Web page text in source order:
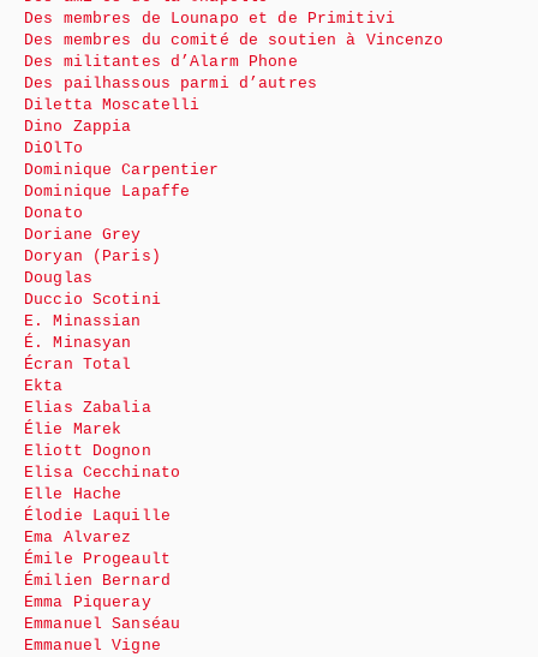
Des membres de Lounapo et de Primitivi
Des membres du comité de soutien à Vincenzo
Des militantes d’Alarm Phone
Des pailhassous parmi d’autres
Diletta Moscatelli
Dino Zappia
DiOlTo
Dominique Carpentier
Dominique Lapaffe
Donato
Doriane Grey
Doryan (Paris)
Douglas
Duccio Scotini
E. Minassian
É. Minasyan
Écran Total
Ekta
Elias Zabalia
Élie Marek
Eliott Dognon
Elisa Cecchinato
Elle Hache
Élodie Laquille
Ema Alvarez
Émile Progeault
Émilien Bernard
Emma Piqueray
Emmanuel Sanséau
Emmanuel Vigne